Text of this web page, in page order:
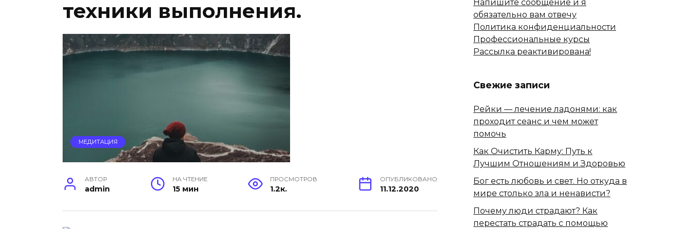
техники выполнения.
МЕДИТАЦИЯ
АВТОР
admin
НА ЧТЕНИЕ
15 мин
ПРОСМОТРОВ
1.2к.
ОПУБЛИКОВАНО
11.12.2020
Напишите сообщение и я
обязательно вам отвечу
Политика конфиденциальности
Профессиональные курсы
Рассылка реактивирована!
Свежие записи
Рейки — лечение ладонями: как
проходит сеанс и чем может
помочь
Как Очистить Карму: Путь к
Лучшим Отношениям и Здоровью
Бог есть любовь и свет. Но откуда в
мире столько зла и ненависти?
Почему люди страдают? Как
перестать страдать с помощью